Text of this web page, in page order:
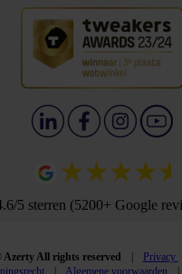
5 sterren (5200+ Google
All rights reserved Privacy
Algemene voorwaarden